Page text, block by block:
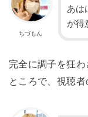
ちづもん
あは
が得
完全に調子を狂わ
ところで、視聴